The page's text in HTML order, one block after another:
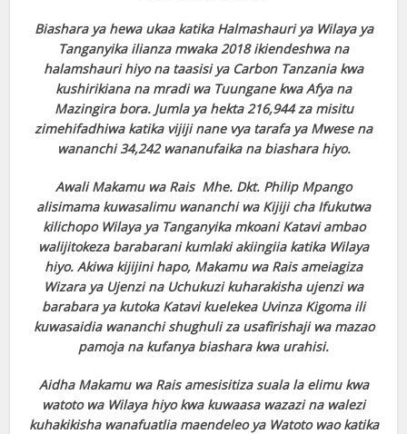
Biashara ya hewa ukaa katika Halmashauri ya Wilaya ya
Tanganyika ilianza mwaka 2018 ikiendeshwa na
halamshauri hiyo na taasisi ya Carbon Tanzania kwa
kushirikiana na mradi wa Tuungane kwa Afya na
Mazingira bora. Jumla ya hekta 216,944 za misitu
zimehifadhiwa katika vijiji nane vya tarafa ya Mwese na
wananchi 34,242 wananufaika na biashara hiyo.
Awali Makamu wa Rais Mhe. Dkt. Philip Mpango
alisimama kuwasalimu wananchi wa Kijiji cha Ifukutwa
kilichopo Wilaya ya Tanganyika mkoani Katavi ambao
walijitokeza barabarani kumlaki akiingiia katika Wilaya
hiyo. Akiwa kijijini hapo, Makamu wa Rais ameiagiza
Wizara ya Ujenzi na Uchukuzi kuharakisha ujenzi wa
barabara ya kutoka Katavi kuelekea Uvinza Kigoma ili
kuwasaidia wananchi shughuli za usafirishaji wa mazao
pamoja na kufanya biashara kwa urahisi.
Aidha Makamu wa Rais amesisitiza suala la elimu kwa
watoto wa Wilaya hiyo kwa kuwaasa wazazi na walezi
kuhakikisha wanafuatlia maendeleo ya Watoto wao katika